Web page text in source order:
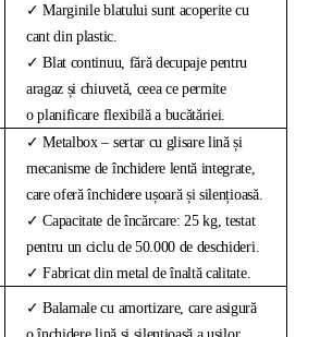
✓ Marginile blatului sunt acoperite cu
cant din plastic.
✓ Blat continuu, fără decupaje pentru
aragaz și chiuvetă, ceea ce permite
o planificare flexibilă a bucătăriei.
✓ Metalbox – sertar cu glisare lină și
mecanisme de închidere lentă integrate,
care oferă închidere ușoară și silențioasă.
✓ Capacitate de încărcare: 25 kg, testat
pentru un ciclu de 50.000 de deschideri.
✓ Fabricat din metal de înaltă calitate.
✓ Balamale cu amortizare, care asigură